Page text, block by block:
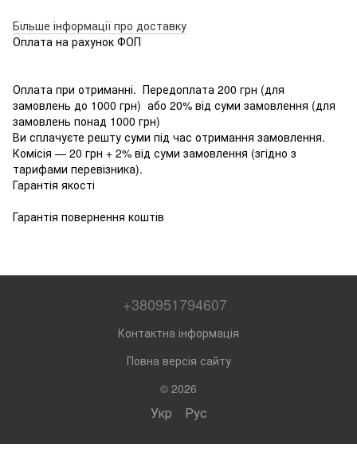
Більше інформації про доставку
Оплата на рахунок ФОП
Оплата при отриманні. Передоплата 200 грн (для
замовлень до 1000 грн) або 20% від суми замовлення (для
замовлень понад 1000 грн)
Ви сплачуєте решту суми під час отримання замовлення.
Комісія — 20 грн + 2% від суми замовлення (згідно з
тарифами перевізника).
Гарантія якості
Гарантія повернення коштів
+380951794607
Контактна інформація
Повна версія сайту
© 2026
Укр Рус